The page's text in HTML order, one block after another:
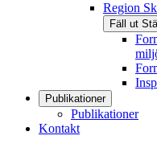
Region
Fäll ut
Publikationer
Publikationer
Kontakt